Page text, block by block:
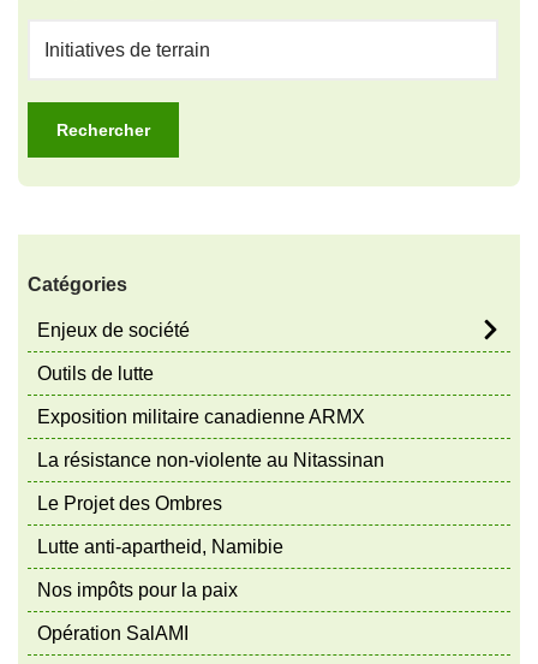
Catégories
Enjeux de société
Outils de lutte
Exposition militaire canadienne ARMX
La résistance non-violente au Nitassinan
Le Projet des Ombres
Lutte anti-apartheid, Namibie
Nos impôts pour la paix
Opération SalAMI